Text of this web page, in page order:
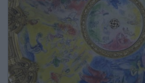
L'ANNUAIRE DES ACTEURS
LES LIVRES BLANCS
LES SUPPLÉMENTS
NOS OFFRES D'ABONNEMENTS